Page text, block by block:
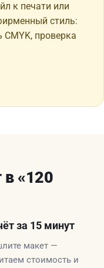
к печати или
стиль:
проверка
«120
за 15 минут
макет —
стоимость и